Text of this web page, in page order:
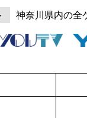
神奈川県内の全